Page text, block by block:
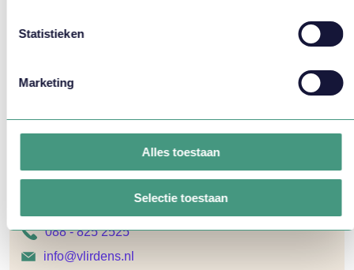
Statistieken
Marketing
Alles toestaan
Selectie toestaan
Jorien van den Heuvel helpt
je graag verder!
088 - 825 2525
info@vlirdens.nl